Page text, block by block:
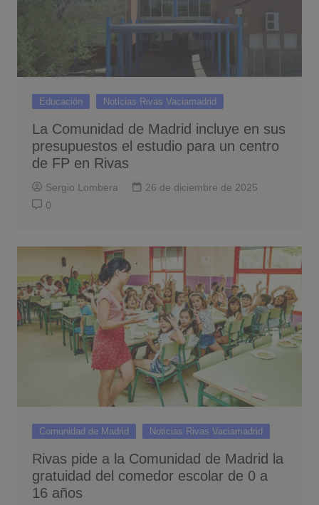
Educación Noticias Rivas Vaciamadrid
La Comunidad de Madrid incluye en sus
presupuestos el estudio para un centro
de FP en Rivas
Sergio Lombera
26 de diciembre de 2025
0
Comunidad de Madrid Noticias Rivas Vaciamadrid
Rivas pide a la Comunidad de Madrid la
gratuidad del comedor escolar de 0 a
16 años